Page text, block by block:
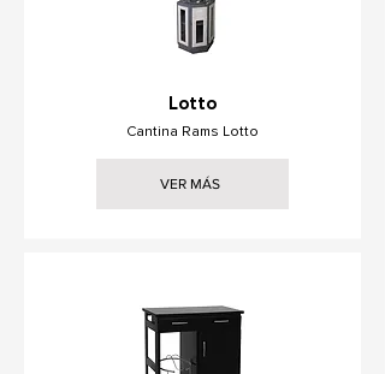
Lotto
Cantina Rams Lotto
VER MÁS